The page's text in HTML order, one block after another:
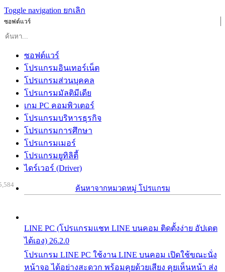
Toggle navigation ยกเลิก
ซอฟต์แวร์
ซอฟต์แวร์
โปรแกรมอินเทอร์เน็ต
โปรแกรมส่วนบุคคล
โปรแกรมมัลติมีเดีย
เกม PC คอมพิวเตอร์
โปรแกรมบริหารธุรกิจ
โปรแกรมการศึกษา
โปรแกรมเมอร์
โปรแกรมยูทิลิตี้
ไดร์เวอร์ (Driver)
ค้นหาจากหมวดหมู่ โปรแกรม
LINE PC (โปรแกรมแชท LINE บนคอม ติดตั้งง่าย อัปเดต
ได้เอง) 26.2.0
โปรแกรม LINE PC ใช้งาน LINE บนคอม เปิดใช้ขณะนั่ง
หน้าจอ ได้อย่างสะดวก พร้อมคุยด้วยเสียง คุยเห็นหน้า ส่ง